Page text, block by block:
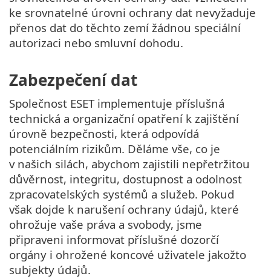
ke srovnatelné úrovni ochrany dat nevyžaduje
přenos dat do těchto zemí žádnou speciální
autorizaci nebo smluvní dohodu.
Zabezpečení dat
Společnost ESET implementuje příslušná
technická a organizační opatření k zajištění
úrovně bezpečnosti, která odpovídá
potenciálním rizikům. Děláme vše, co je
v našich silách, abychom zajistili nepřetržitou
důvěrnost, integritu, dostupnost a odolnost
zpracovatelských systémů a služeb. Pokud
však dojde k narušení ochrany údajů, které
ohrožuje vaše práva a svobody, jsme
připraveni informovat příslušné dozorčí
orgány i ohrožené koncové uživatele jakožto
subjekty údajů.